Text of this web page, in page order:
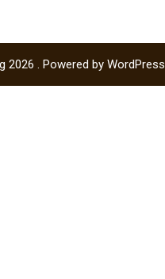
. Powered by WordPress